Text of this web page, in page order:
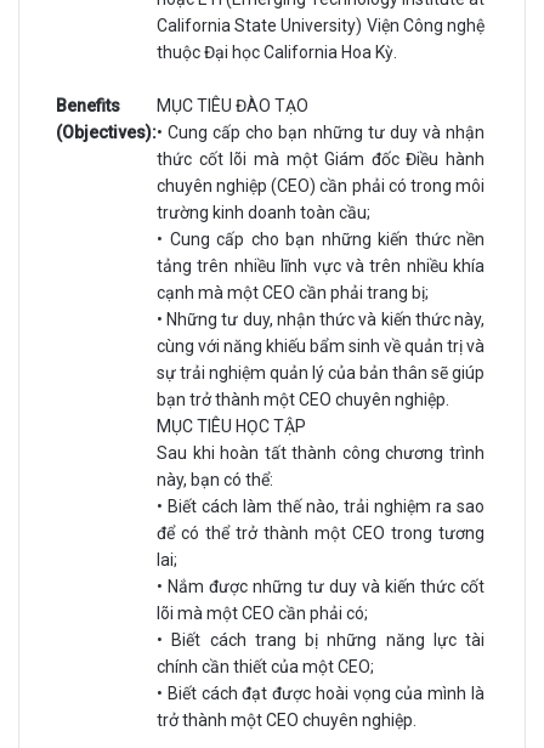
California State University) Viện Công nghệ
thuộc Đại học California Hoa Kỳ.
Benefits
(Objectives):
MỤC TIÊU ĐÀO TẠO
• Cung cấp cho bạn những tư duy và nhận
thức cốt lõi mà một Giám đốc Điều hành
chuyên nghiệp (CEO) cần phải có trong môi
trường kinh doanh toàn cầu;
• Cung cấp cho bạn những kiến thức nền
tảng trên nhiều lĩnh vực và trên nhiều khía
cạnh mà một CEO cần phải trang bị;
• Những tư duy, nhận thức và kiến thức này,
cùng với năng khiếu bẩm sinh về quản trị và
sự trải nghiệm quản lý của bản thân sẽ giúp
bạn trở thành một CEO chuyên nghiệp.
MỤC TIÊU HỌC TẬP
Sau khi hoàn tất thành công chương trình
này, bạn có thể:
• Biết cách làm thế nào, trải nghiệm ra sao
để có thể trở thành một CEO trong tương
lai;
• Nắm được những tư duy và kiến thức cốt
lõi mà một CEO cần phải có;
• Biết cách trang bị những năng lực tài
chính cần thiết của một CEO;
• Biết cách đạt được hoài vọng của mình là
trở thành một CEO chuyên nghiệp.